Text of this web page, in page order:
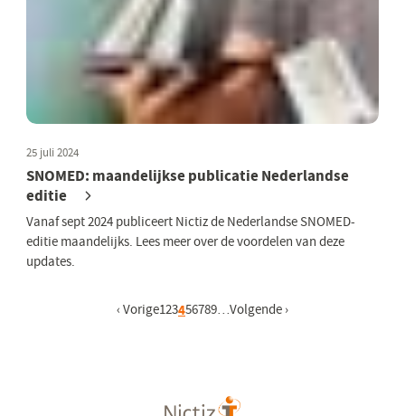
25 juli 2024
SNOMED: maandelijkse publicatie Nederlandse
editie
Vanaf sept 2024 publiceert Nictiz de Nederlandse SNOMED-
editie maandelijks. Lees meer over de voordelen van deze
updates.
Vorige pagina
‹ VorigePagina
1Pagina
2Pagina
3Huidige pagina
4Pagina
5Pagina
6Pagina
7Pagina
8Pagina
9…Volgende pagina
Volgende ›